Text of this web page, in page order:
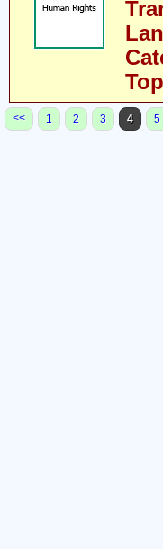
<< 1 2 3 4 5